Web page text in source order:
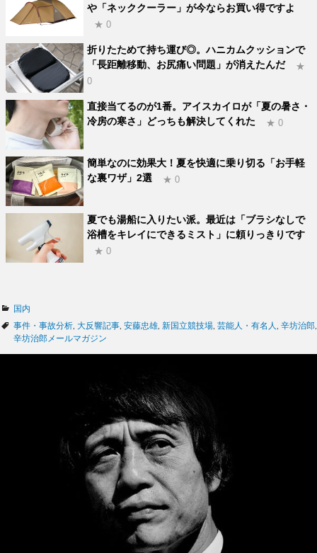
や「ネッククーラー」が今ならお買い得ですよ
★ 0
折りたためて持ち運び◎。ハニカムクッションで
「長距離移動、お尻痛い問題」が消えたんだ
★
0
直接当てるのが1番。アイスカイロが「夏の暑さ・
冷房の寒さ」どっちも解決してくれた
★ 0
簡単なのに効果大！夏を快適に乗り切る「お手軽
な裏ワザ」2選
★ 0
夏でも湯船に入りたい派。最近は「ブラシなしで
浴槽をキレイにできるミスト」に頼りっきりです
★ 0
カ
テ
ゴ
国内
タ
グ
事件・事故分析 大反響記事 安藤忠雄 新国立競技場 芸能人・有名人 辛坊治郎
辛坊治郎メールマガジン